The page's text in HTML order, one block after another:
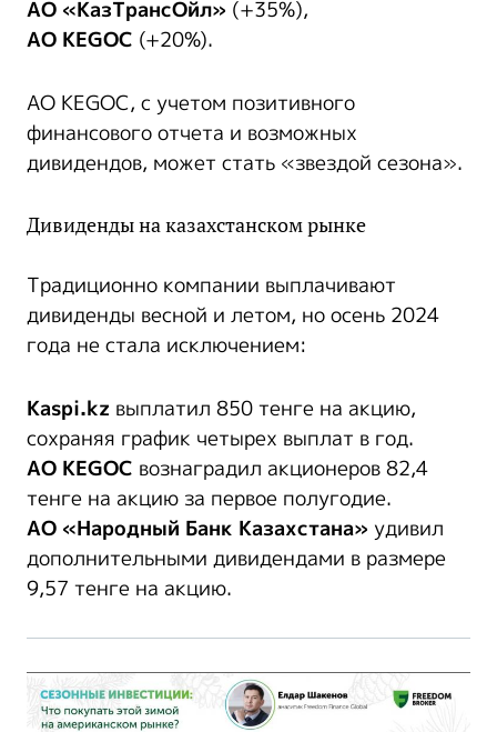
АО «КазТрансОйл» (+35%),
АО KEGOC (+20%).
АО KEGOC, с учетом позитивного
финансового отчета и возможных
дивидендов, может стать «звездой сезона».
Дивиденды на казахстанском рынке
Традиционно компании выплачивают
дивиденды весной и летом, но осень 2024
года не стала исключением:
Kaspi.kz выплатил 850 тенге на акцию,
сохраняя график четырех выплат в год.
АО KEGOC вознаградил акционеров 82,4
тенге на акцию за первое полугодие.
АО «Народный Банк Казахстана» удивил
дополнительными дивидендами в размере
9,57 тенге на акцию.